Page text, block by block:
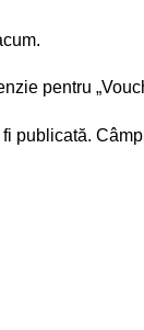
pentru
publicată.